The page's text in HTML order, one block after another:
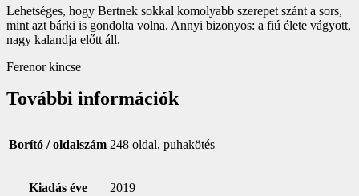
Lehetséges, hogy Bertnek sokkal komolyabb szerepet szánt a sors,
mint azt bárki is gondolta volna. Annyi bizonyos: a fiú élete vágyott,
nagy kalandja előtt áll.
Ferenor kincse
További információk
Borító / oldalszám 248 oldal, puhakötés
Kiadás éve 2019